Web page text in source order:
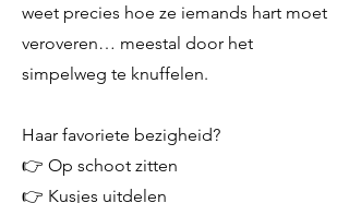
weet precies hoe ze iemands hart moet
veroveren… meestal door het
simpelweg te knuffelen.
Haar favoriete bezigheid?
👉 Op schoot zitten
👉 Kusjes uitdelen